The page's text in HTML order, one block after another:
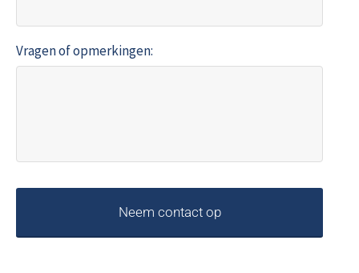
Vragen of opmerkingen: